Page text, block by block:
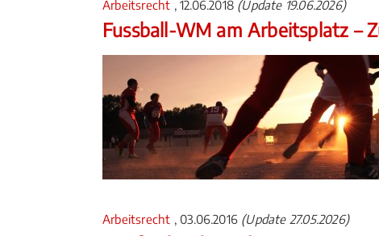
Arbeitsrecht , 12.06.2018 (Update 19.06.2026)
Fussball-WM am Arbeitsplatz –
Arbeitsrecht , 03.06.2016 (Update 27.05.2026)